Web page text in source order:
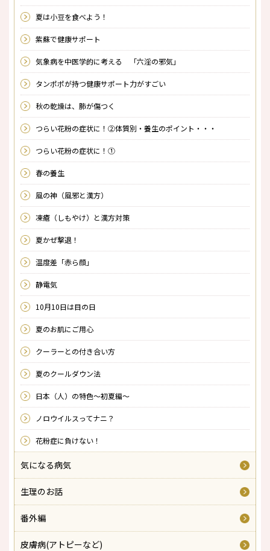
夏は小豆を食べよう！
紫蘇で健康サポート
気象病を中医学的に考える 「六淫の邪気」
タンポポが持つ健康サポート力がすごい
秋の乾燥は、肺が傷つく
つらい花粉の症状に！②体質別・養生のポイント・・・
つらい花粉の症状に！①
春の養生
風の神（風邪と漢方）
凍瘡（しもやけ）と漢方対策
夏かぜ撃退！
温度差「赤ら顔」
静電気
10月10日は目の日
夏のお肌にご用心
クーラーとの付き合い方
夏のクールダウン法
日本（人）の特色～初夏編～
ノロウイルスってナニ？
花粉症に負けない！
気になる病気
生理のお話
番外編
皮膚病(アトピーなど)